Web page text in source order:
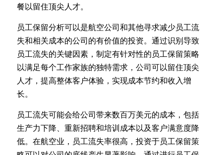
餐以留住顶尖人才。
员工保留分析可以是航空公司和其他寻求减少员工流
失和相关成本的公司的有价值的投资。通过识别导致
员工流失的关键因素，制定有针对性的员工保留策略
以满足每个工作家族的独特需求，公司可以留住顶尖
人才，提高整体客户体验，实现成本节约和收入增
长。
员工流失可能会给公司带来数百万美元的成本，包括
生产力下降、重新招聘和培训成本以及客户满意度降
低。在航空业，员工流失率很高，投资于员工保留策